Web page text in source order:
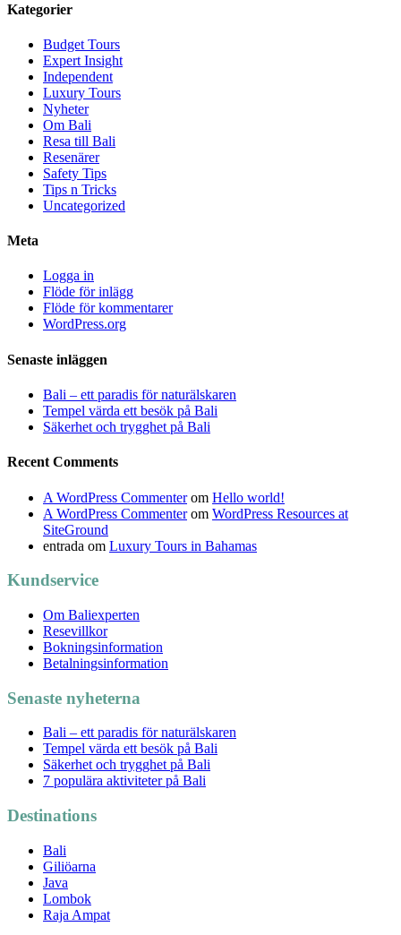
Kategorier
Budget Tours
Expert Insight
Independent
Luxury Tours
Nyheter
Om Bali
Resa till Bali
Resenärer
Safety Tips
Tips n Tricks
Uncategorized
Meta
Logga in
Flöde för inlägg
Flöde för kommentarer
WordPress.org
Senaste inläggen
Bali – ett paradis för naturälskaren
Tempel värda ett besök på Bali
Säkerhet och trygghet på Bali
Recent Comments
A WordPress Commenterom Hello world!
A WordPress Commenterom WordPress Resources at
SiteGround
entrada om Luxury Tours in Bahamas
Kundservice
Om Baliexperten
Resevillkor
Bokningsinformation
Betalningsinformation
Senaste nyheterna
Bali – ett paradis för naturälskaren
Tempel värda ett besök på Bali
Säkerhet och trygghet på Bali
7 populära aktiviteter på Bali
Destinations
Bali
Giliöarna
Java
Lombok
Raja Ampat